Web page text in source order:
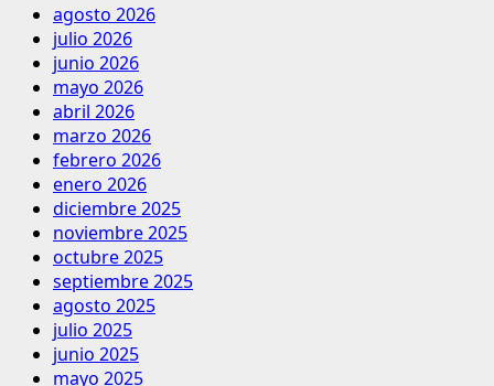
agosto 2026
julio 2026
junio 2026
mayo 2026
abril 2026
marzo 2026
febrero 2026
enero 2026
diciembre 2025
noviembre 2025
octubre 2025
septiembre 2025
agosto 2025
julio 2025
junio 2025
mayo 2025